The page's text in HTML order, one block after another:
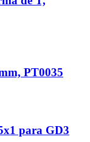
PT0035
para GD3